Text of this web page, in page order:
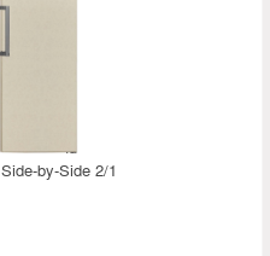
by-Side 2/1